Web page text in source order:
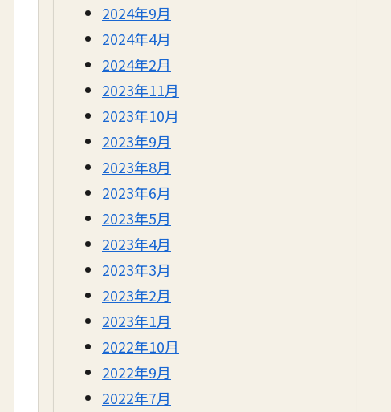
2024年9月
2024年4月
2024年2月
2023年11月
2023年10月
2023年9月
2023年8月
2023年6月
2023年5月
2023年4月
2023年3月
2023年2月
2023年1月
2022年10月
2022年9月
2022年7月